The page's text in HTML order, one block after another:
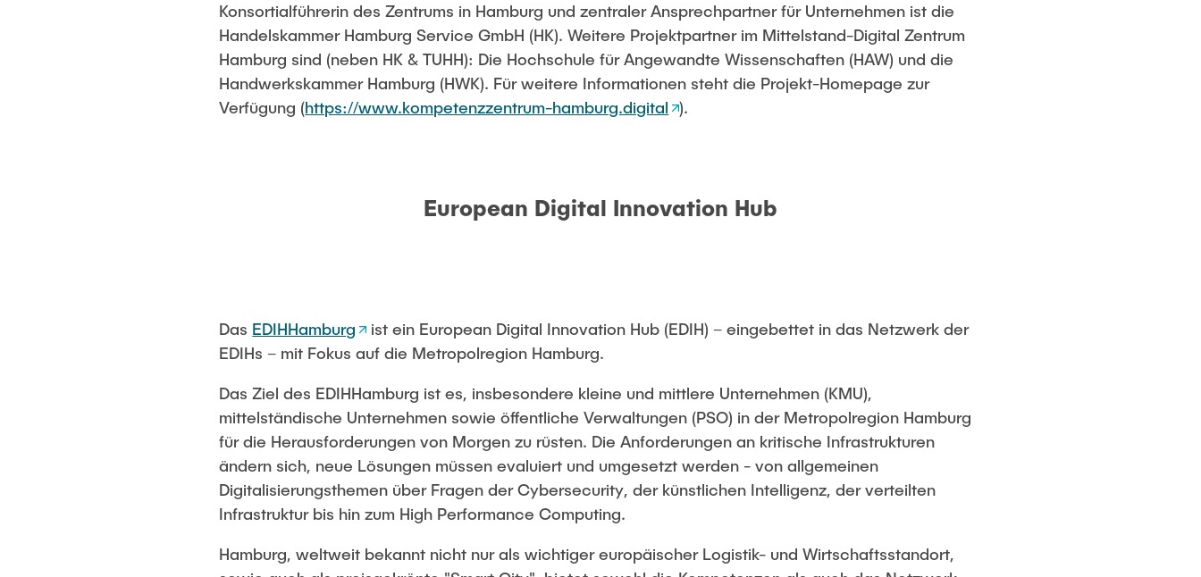
Konsortialführerin des Zentrums in Hamburg und zentraler Ansprechpartner für Unternehmen ist die
Handelskammer Hamburg Service GmbH (HK). Weitere Projektpartner im Mittelstand-Digital Zentrum
Hamburg sind (neben HK & TUHH): Die Hochschule für Angewandte Wissenschaften (HAW) und die
Handwerkskammer Hamburg (HWK). Für weitere Informationen steht die Projekt-Homepage zur
Verfügung (https://www.kompetenzzentrum-hamburg.digital ).
European Digital Innovation Hub
Das EDIHHamburg
ist ein European Digital Innovation Hub (EDIH) – eingebettet in das Netzwerk der
EDIHs – mit Fokus auf die Metropolregion Hamburg.
Das Ziel des EDIHHamburg ist es, insbesondere kleine und mittlere Unternehmen (KMU),
mittelständische Unternehmen sowie öffentliche Verwaltungen (PSO) in der Metropolregion Hamburg
für die Herausforderungen von Morgen zu rüsten. Die Anforderungen an kritische Infrastrukturen
ändern sich, neue Lösungen müssen evaluiert und umgesetzt werden - von allgemeinen
Digitalisierungsthemen über Fragen der Cybersecurity, der künstlichen Intelligenz, der verteilten
Infrastruktur bis hin zum High Performance Computing.
Hamburg, weltweit bekannt nicht nur als wichtiger europäischer Logistik- und Wirtschaftsstandort,